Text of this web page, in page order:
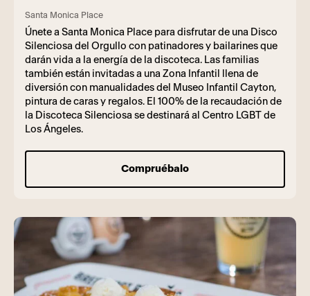
Santa Monica Place
Únete a Santa Monica Place para disfrutar de una Disco
Silenciosa del Orgullo con patinadores y bailarines que
darán vida a la energía de la discoteca. Las familias
también están invitadas a una Zona Infantil llena de
diversión con manualidades del Museo Infantil Cayton,
pintura de caras y regalos. El 100% de la recaudación de
la Discoteca Silenciosa se destinará al Centro LGBT de
Los Ángeles.
Compruébalo